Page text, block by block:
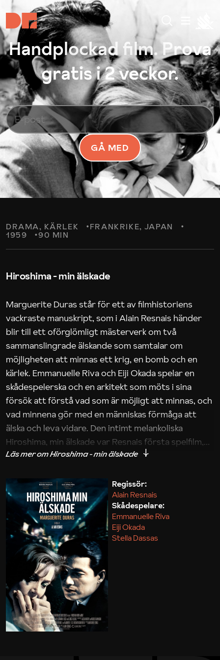
Handplockad film. Prova
gratis i 2 veckor.
GÅ MED
DRAMA KÄRLEK FRANKRIKE JAPAN
1959 90 MIN
Hiroshima - min älskade
Marguerite Duras står för ett av filmhistoriens
vackraste manuskript, som i Alain Resnais händer
blir till ett oförglömligt mästerverk om två
sammanslingrade älskande som samtalar om
möjligheten att minnas ett krig, en bomb och en
kärlek. Emmanuelle Riva och Eiji Okada spelar en
skådespelerska och en arkitekt som möts i sina
försök att förstå vad som är möjligt att minnas, och
vad minnena gör med en människas förmåga att
älska och leva vidare. Den intimt melankoliska
Hiroshima, min älskade var Resnais första spelfilm,
inspirerade den franska nya vågen (den fick premiär
betraktas idag som ett av filmhistoriens allra
främsta verk.
Jonas Holmberg
Regissör:
Alain Resnais
Skådespelare:
Emmanuelle Riva
Eiji Okada
Stella Dassas